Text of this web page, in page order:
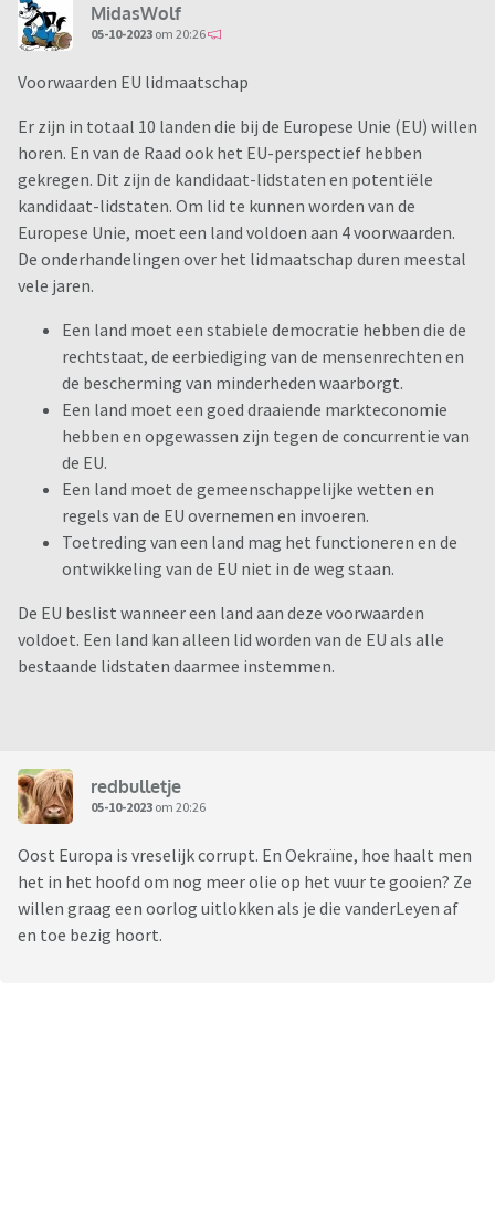
MidasWolf
05-10-2023 om 20:26
Voorwaarden EU lidmaatschap
Er zijn in totaal 10 landen die bij de Europese Unie (EU) willen
horen. En van de Raad ook het EU-perspectief hebben
gekregen. Dit zijn de kandidaat-lidstaten en potentiële
kandidaat-lidstaten. Om lid te kunnen worden van de
Europese Unie, moet een land voldoen aan 4 voorwaarden.
De onderhandelingen over het lidmaatschap duren meestal
vele jaren.
Een land moet een stabiele democratie hebben die de
rechtstaat, de eerbiediging van de mensenrechten en
de bescherming van minderheden waarborgt.
Een land moet een goed draaiende markteconomie
hebben en opgewassen zijn tegen de concurrentie van
de EU.
Een land moet de gemeenschappelijke wetten en
regels van de EU overnemen en invoeren.
Toetreding van een land mag het functioneren en de
ontwikkeling van de EU niet in de weg staan.
De EU beslist wanneer een land aan deze voorwaarden
voldoet. Een land kan alleen lid worden van de EU als alle
bestaande lidstaten daarmee instemmen.
redbulletje
05-10-2023 om 20:26
Oost Europa is vreselijk corrupt. En Oekraïne, hoe haalt men
het in het hoofd om nog meer olie op het vuur te gooien? Ze
willen graag een oorlog uitlokken als je die vanderLeyen af
en toe bezig hoort.